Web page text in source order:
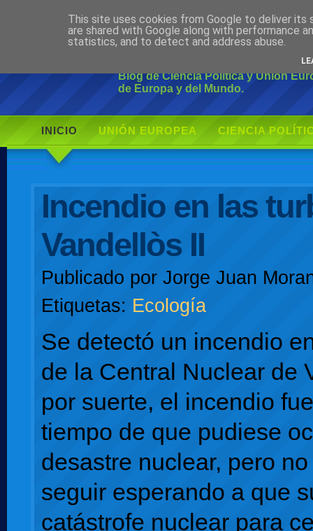
Ciudadano
Blog de Ciencia Política y Unión
de Europa y del Mundo.
INICIO UNIÓN EUROPEA CIENCIA
Incendio en las
Vandellòs II
Publicado por Jorge Juan
Etiquetas: Ecología
Se detectó un incendio
de la Central Nuclear de
por suerte, el incendio
tiempo de que pudiese
desastre nuclear, pero
seguir esperando a que
catástrofe nuclear para
This site uses cookies from Google to deliver its
are shared with Google along with performance
statistics, and to detect and address abuse.